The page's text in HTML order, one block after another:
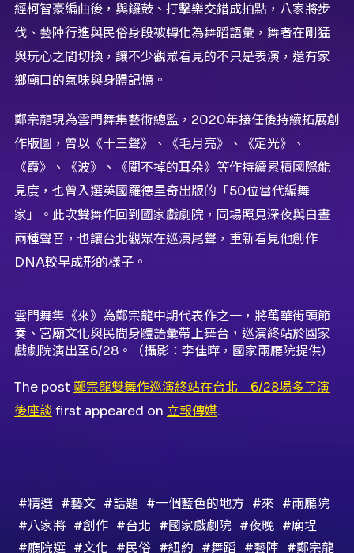
經柯智豪編曲後，與鑼鼓、打擊樂交錯成拍點，八家將步
伐、藝陣行進與民俗身段被轉化為舞蹈語彙，舞者在剛猛
與玩心之間切換，讓不少觀眾看見的不只是表演，還有家
鄉廟口的氣味與身體記憶。
鄭宗龍現為雲門舞集藝術總監，2020年接任後持續拓展創
作版圖，曾以《十三聲》、《毛月亮》、《定光》、
《霞》、《波》、《關不掉的耳朵》等作持續累積國際能
見度，也曾入選英國羅德里奇出版的「50位當代編舞
家」。此次雙舞作回到國家戲劇院，同場照見深夜與白晝
兩種聲音，也讓台北觀眾在巡演尾聲，重新看見他創作
DNA較早成形的樣子。
雲門舞集《來》為鄭宗龍中期代表作之一，將萬華街頭節
奏、宮廟文化與民間身體語彙帶上舞台，巡演終站於國家
戲劇院演出至6/28。（攝影：李佳曄，國家兩廳院提供）
The post 鄭宗龍雙舞作巡演終站在台北 6/28場多了演
後座談 first appeared on 立報傳媒.
#精選 #藝文 #話題 #一個藍色的地方 #來 #兩廳院
#八家將 #創作 #台北 #國家戲劇院 #夜晚 #廟埕
#廳院選 #文化 #民俗 #紐約 #舞蹈 #藝陣 #鄭宗龍